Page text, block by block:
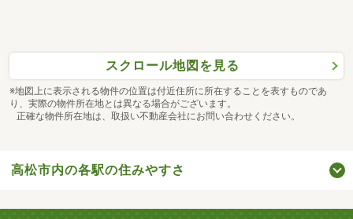
スクロール地図を見る
※地図上に表示される物件の位置は付近住所に所在することを表すものであ
り、実際の物件所在地とは異なる場合がございます。
正確な物件所在地は、取扱い不動産会社にお問い合わせください。
高松市内の各駅の住みやすさ